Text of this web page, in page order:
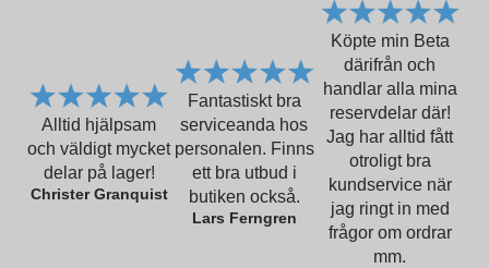
Alltid hjälpsam
och väldigt mycket
delar på lager!
Christer Granquist
Fantastiskt bra
serviceanda hos
personalen. Finns
ett bra utbud i
butiken också.
Lars Ferngren
Köpte min Beta
därifrån och
handlar alla mina
reservdelar där!
Jag har alltid fått
otroligt bra
kundservice när
jag ringt in med
frågor om ordrar
mm.